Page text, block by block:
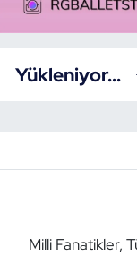
Yükleniyor...
Milli Fanatikler,